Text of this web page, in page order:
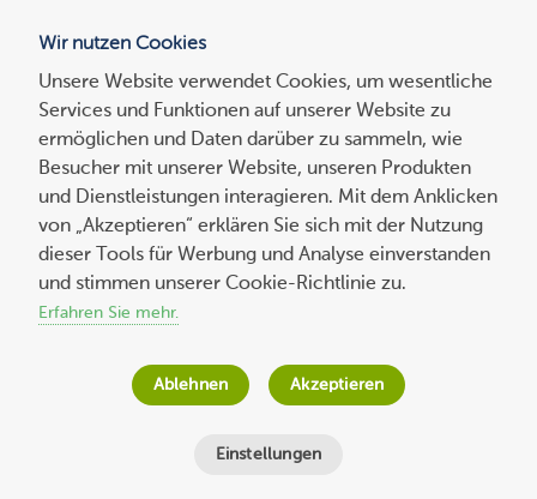
Suchen
nach:
Java Programmierung leicht gemacht –
die besten Java Tutorials
Wolf-Dieter Fiege am3. April 2019
Minuten
Wir nutzen Cookies
Unsere Website verwendet Cookies, um wesentliche
Services und Funktionen auf unserer Website zu
ermöglichen und Daten darüber zu sammeln, wie
Besucher mit unserer Website, unseren Produkten
und Dienstleistungen interagieren. Mit dem Anklicken
von „Akzeptieren“ erklären Sie sich mit der Nutzung
dieser Tools für Werbung und Analyse einverstanden
und stimmen unserer Cookie-Richtlinie zu.
Erfahren Sie mehr.
Einstellungen
Ablehnen Akzeptieren